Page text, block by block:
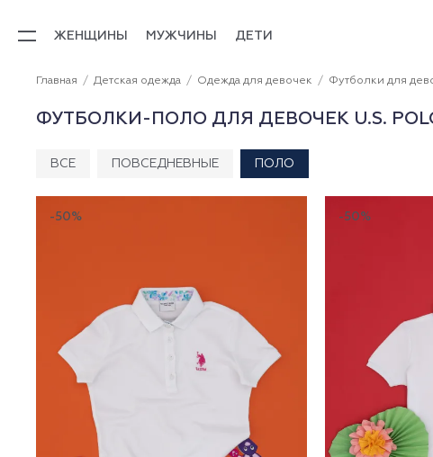
ЖЕНЩИНЫ МУЖЧИНЫ ДЕТИ
Главная Детская одежда Одежда для девочек Футболки для
ФУТБОЛКИ-ПОЛО ДЛЯ ДЕВОЧЕК U.S.
ВСЕ ПОВСЕДНЕВНЫЕ ПОЛО
-50% -50%